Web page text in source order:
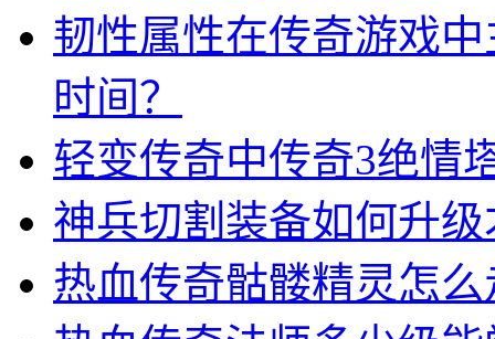
韧性属性在传奇游戏
时间？
轻变传奇中传奇3绝情
神兵切割装备如何升
热血传奇骷髅精灵怎